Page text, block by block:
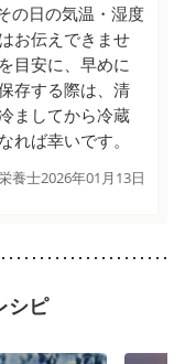
の日の気温・湿度
お伝えできませ
目安に、早めに
存する際は、清
ましてから冷蔵
れば幸いです。
養士2026年01月13日
シピ